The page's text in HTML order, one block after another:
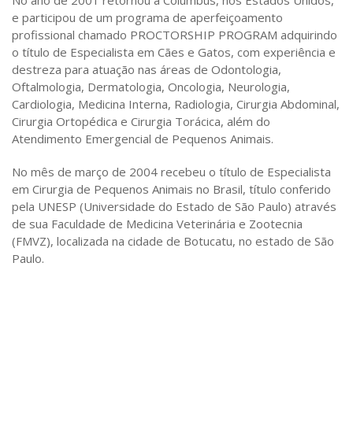
e participou de um programa de aperfeiçoamento
profissional chamado PROCTORSHIP PROGRAM adquirindo
o título de Especialista em Cães e Gatos, com experiência e
destreza para atuação nas áreas de Odontologia,
Oftalmologia, Dermatologia, Oncologia, Neurologia,
Cardiologia, Medicina Interna, Radiologia, Cirurgia Abdominal,
Cirurgia Ortopédica e Cirurgia Torácica, além do
Atendimento Emergencial de Pequenos Animais.
No mês de março de 2004 recebeu o título de Especialista
em Cirurgia de Pequenos Animais no Brasil, título conferido
pela UNESP (Universidade do Estado de São Paulo) através
de sua Faculdade de Medicina Veterinária e Zootecnia
(FMVZ), localizada na cidade de Botucatu, no estado de São
Paulo.